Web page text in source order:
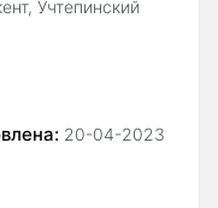
Учтепинский
20-04-2023